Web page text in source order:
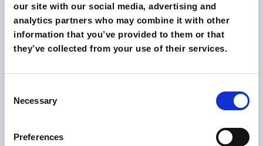
our site with our social media, advertising and
analytics partners who may combine it with other
information that you’ve provided to them or that
they’ve collected from your use of their services.
Selection
Necessary
Preferences